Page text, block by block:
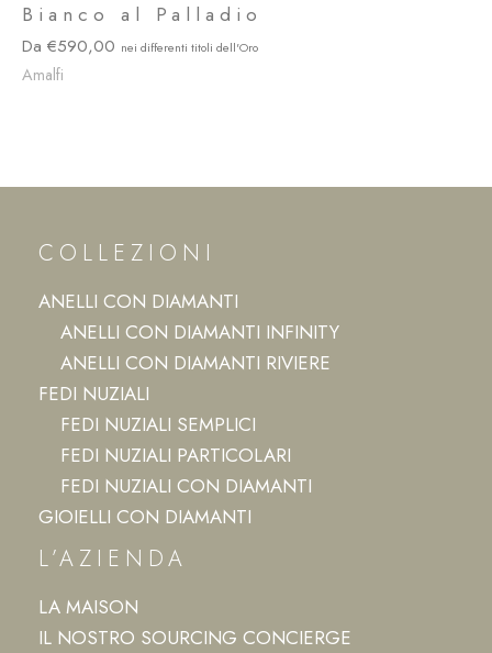
Bianco al Palladio
590,00
Amalfi
COLLEZIONI
ANELLI CON DIAMANTI
ANELLI CON DIAMANTI INFINITY
ANELLI CON DIAMANTI RIVIERE
FEDI NUZIALI
FEDI NUZIALI SEMPLICI
FEDI NUZIALI PARTICOLARI
FEDI NUZIALI CON DIAMANTI
GIOIELLI CON DIAMANTI
L’AZIENDA
LA MAISON
IL NOSTRO SOURCING CONCIERGE